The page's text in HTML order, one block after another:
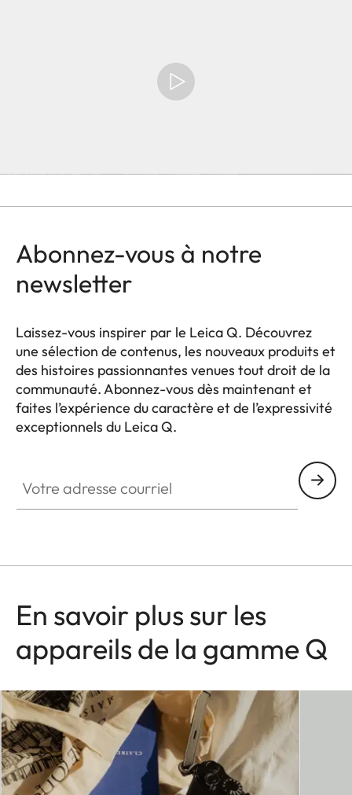
Abonnez-vous à notre
newsletter
Laissez-vous inspirer par le Leica Q. Découvrez
une sélection de contenus, les nouveaux produits et
des histoires passionnantes venues tout droit de la
communauté. Abonnez-vous dès maintenant et
faites l’expérience du caractère et de l’expressivité
exceptionnels du Leica Q.
En savoir plus sur les
appareils de la gamme Q